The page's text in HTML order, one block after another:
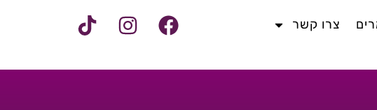
צרו קשר